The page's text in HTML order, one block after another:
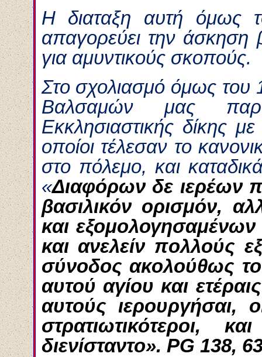
Η διαταξη αυτή όμως
απαγορεύει την άσκηση
για αμυντικούς σκοπούς.
Στο σχολιασμό όμως του
Βαλσαμών μας
Εκκλησιαστικής δίκης
οποίοι τέλεσαν το
στο πόλεμο, και
«Διαφόρων δε ιερέων
βασιλικόν ορισμόν,
και
και ανελείν πολλούς
σύνοδος ακολούθως
αυτού αγίου και
αυτούς ιερουργήσαι,
στρατιωτικότεροι,
διενίσταντο». PG 138,